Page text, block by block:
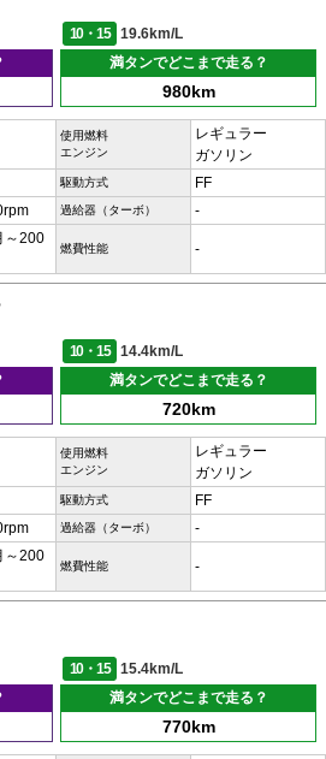
10・15
19.6km/L
満タンでどこまで走る？
980km
使用燃料
エンジン
レギュラー
ガソリン
駆動方式 FF
過給器（ターボ） -
～200
燃費性能 -
10・15
14.4km/L
満タンでどこまで走る？
720km
使用燃料
エンジン
レギュラー
ガソリン
駆動方式 FF
過給器（ターボ） -
～200
燃費性能 -
10・15
15.4km/L
満タンでどこまで走る？
770km